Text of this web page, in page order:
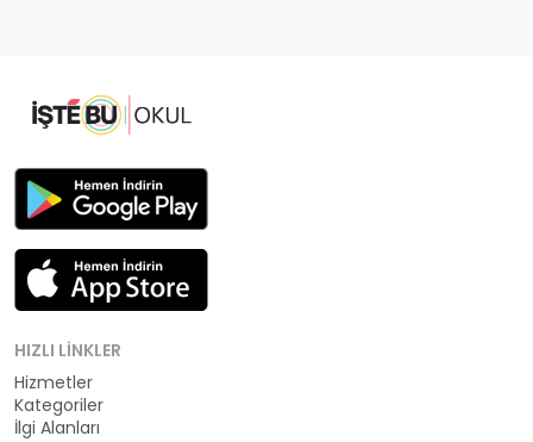
HIZLI LINKLER
Hizmetler
Kategoriler
İlgi Alanları